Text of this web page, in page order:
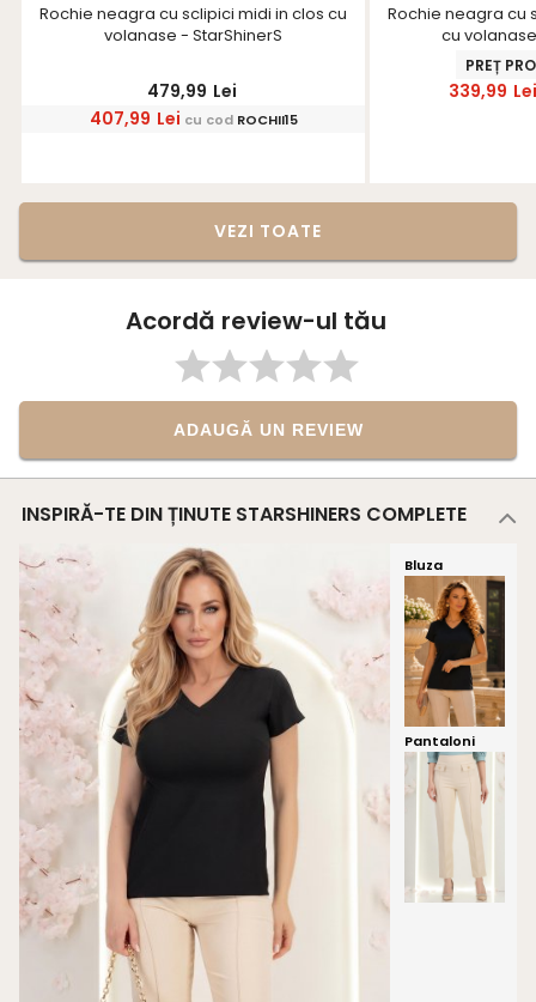
Rochie neagra cu sclipici midi in clos cu
volanase - StarShinerS
479,99 Lei
407,99 Lei cu cod ROCHII15
Rochie neagra cu
cu
PREȚ
339,99
VEZI TOATE
Acordă review-ul tău
ADAUGĂ UN REVIEW
INSPIRĂ-TE DIN ȚINUTE STARSHINERS COMPLETE
Bluza
Pantaloni